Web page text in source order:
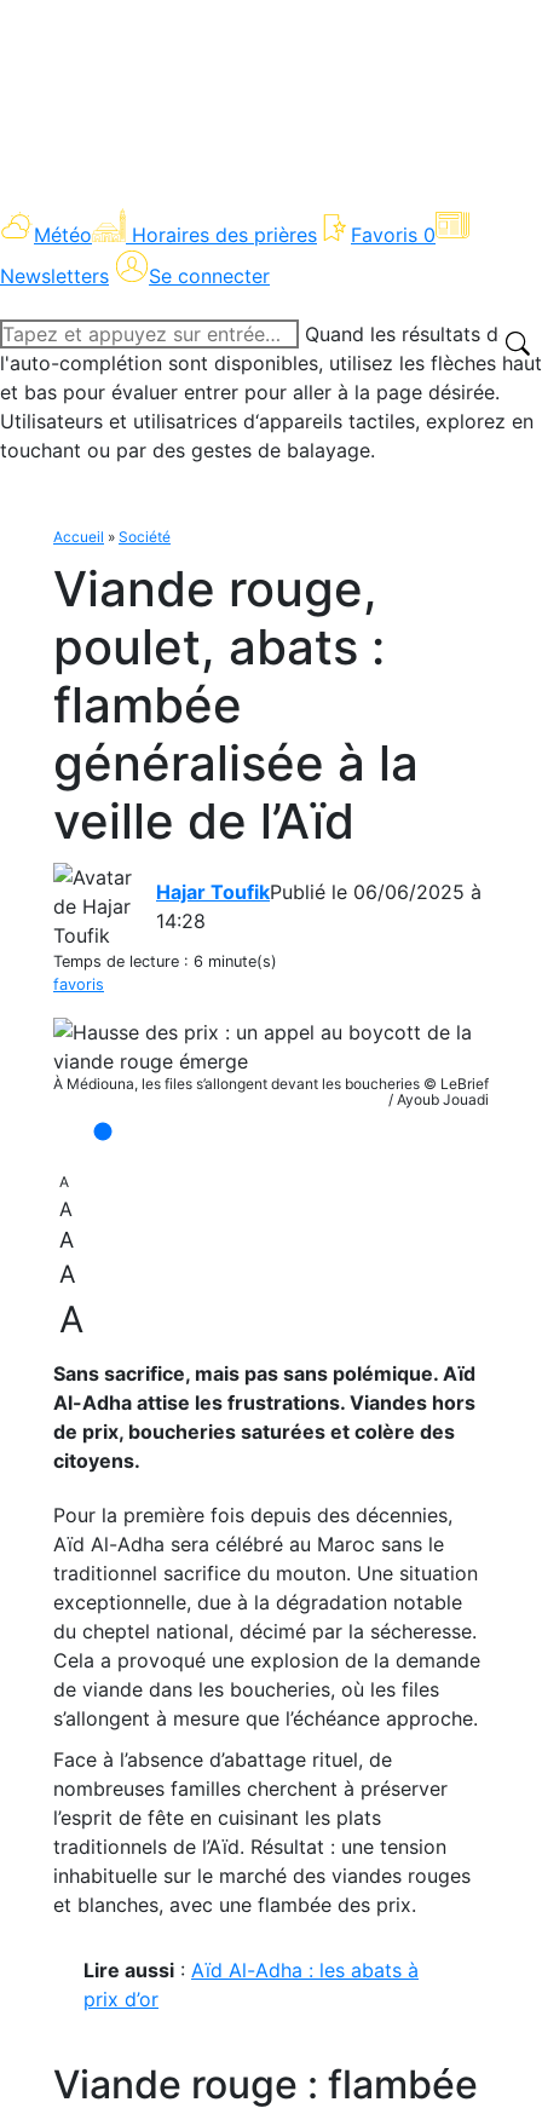
Météo Horaires des prières Favoris 0
Newsletters
Se connecter
Recherche
:
Quand les résultats de
l'auto-complétion sont disponibles, utilisez les flèches haut
et bas pour évaluer entrer pour aller à la page désirée.
Utilisateurs et utilisatrices d‘appareils tactiles, explorez en
touchant ou par des gestes de balayage.
Accueil » Société
Viande rouge,
poulet, abats :
flambée
généralisée à la
veille de l’Aïd
Hajar ToufikPublié le 06/06/2025 à
14:28
Temps de lecture : 6 minute(s)
favoris
À Médiouna, les files s’allongent devant les boucheries © LeBrief
/ Ayoub Jouadi
A
A
A
A
A
Sans sacrifice, mais pas sans polémique. Aïd
Al-Adha attise les frustrations. Viandes hors
de prix, boucheries saturées et colère des
citoyens.
Pour la première fois depuis des décennies,
Aïd Al-Adha sera célébré au Maroc sans le
traditionnel sacrifice du mouton. Une situation
exceptionnelle, due à la dégradation notable
du cheptel national, décimé par la sécheresse.
Cela a provoqué une explosion de la demande
de viande dans les boucheries, où les files
s’allongent à mesure que l’échéance approche.
Face à l’absence d’abattage rituel, de
nombreuses familles cherchent à préserver
l’esprit de fête en cuisinant les plats
traditionnels de l’Aïd. Résultat : une tension
inhabituelle sur le marché des viandes rouges
et blanches, avec une flambée des prix.
Lire aussi : Aïd Al-Adha : les abats à
prix d’or
Viande rouge : flambée